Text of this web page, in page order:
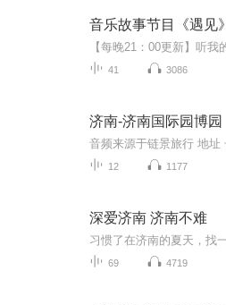
音乐故事节目《遇见》
41 3086
济南-济南国际园博园
12 1177
深爱济南 济南不难
69 4719